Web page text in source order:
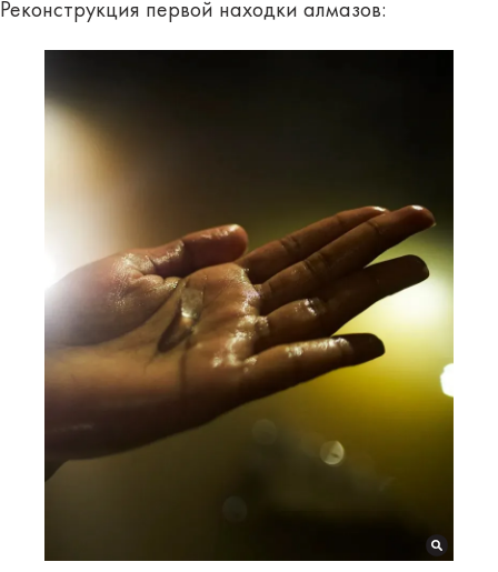
Реконструкция первой находки алмазов: